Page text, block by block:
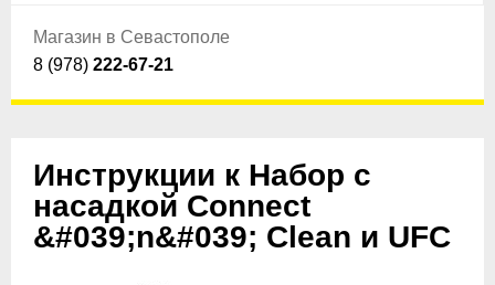
Магазин в Севастополе
8 (978) 222-67-21
Инструкции к Набор с
насадкой Connect
&#039;n&#039; Clean и UFC